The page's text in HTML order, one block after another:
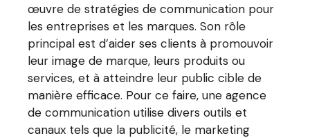
œuvre de stratégies de communication pour
les entreprises et les marques. Son rôle
principal est d’aider ses clients à promouvoir
leur image de marque, leurs produits ou
services, et à atteindre leur public cible de
manière efficace. Pour ce faire, une agence
de communication utilise divers outils et
canaux tels que la publicité, le marketing